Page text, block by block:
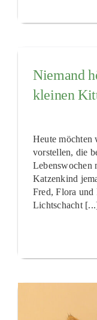
Niemand
kleinen
Heute
vorstellen, die
Lebenswochen
Katzenkind
Fred, Flora und
Lichtschacht [...]